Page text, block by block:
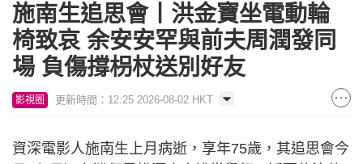
施南生追思會丨洪金寶坐電動輪
椅致哀 余安安罕與前夫周潤發同
場 負傷撐枴杖送別好友
影視圈 更新時間：12:25 2026-08-02 HKT
資深電影人施南生上月病逝，享年75歲，其追思會今